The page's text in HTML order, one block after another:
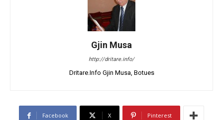
Gjin Musa
http://dritare.info/
Dritare.Info Gjin Musa, Botues
Facebook X Pinterest